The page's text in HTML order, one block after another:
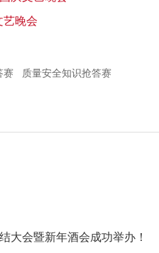
晚会
赛
质量安全知识抢答赛
大会暨新年酒会成功举办！